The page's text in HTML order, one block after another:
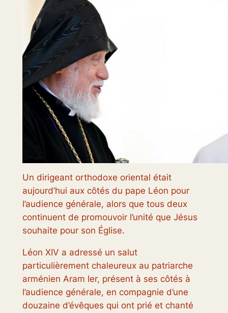
Un dirigeant orthodoxe oriental était
aujourd’hui aux côtés du pape Léon pour
l’audience générale, alors que tous deux
continuent de promouvoir l’unité que Jésus
souhaite pour son Église.
Léon XIV a adressé un salut
particulièrement chaleureux au patriarche
arménien Aram Ier, présent à ses côtés à
l’audience générale, en compagnie d’une
douzaine d’évêques qui ont prié et chanté